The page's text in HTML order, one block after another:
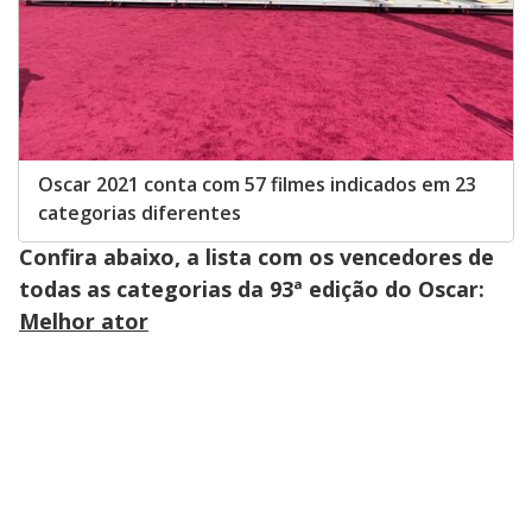
Oscar 2021 conta com 57 filmes indicados em 23
categorias diferentes
Confira abaixo, a lista com os vencedores de
todas as categorias da 93ª edição do Oscar:
Melhor ator